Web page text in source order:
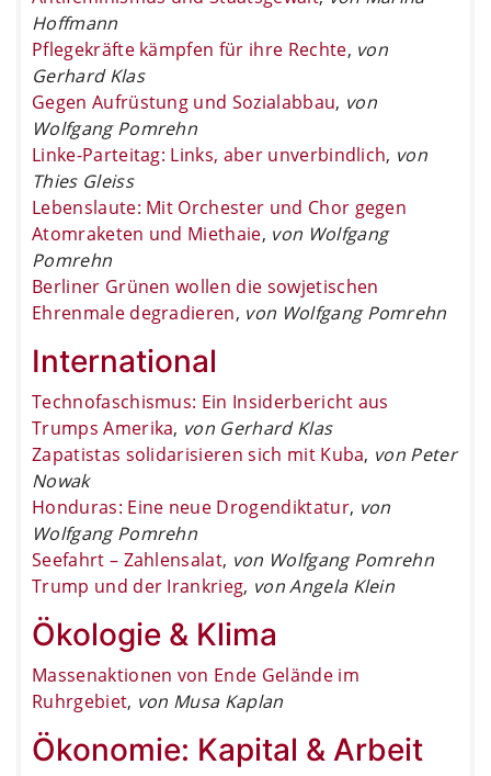
Hoffmann
Pflegekräfte kämpfen für ihre Rechte, von
Gerhard Klas
Gegen Aufrüstung und Sozialabbau, von
Wolfgang Pomrehn
Linke-Parteitag: Links, aber unverbindlich, von
Thies Gleiss
Lebenslaute: Mit Orchester und Chor gegen
Atomraketen und Miethaie, von Wolfgang
Pomrehn
Berliner Grünen wollen die sowjetischen
Ehrenmale degradieren, von Wolfgang Pomrehn
International
Technofaschismus: Ein Insiderbericht aus
Trumps Amerika, von Gerhard Klas
Zapatistas solidarisieren sich mit Kuba, von Peter
Nowak
Honduras: Eine neue Drogendiktatur, von
Wolfgang Pomrehn
Seefahrt – Zahlensalat, von Wolfgang Pomrehn
Trump und der Irankrieg, von Angela Klein
Ökologie & Klima
Massenaktionen von Ende Gelände im
Ruhrgebiet, von Musa Kaplan
Ökonomie: Kapital & Arbeit